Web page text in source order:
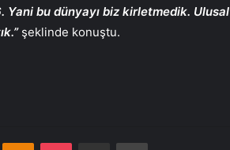
Yani bu dünyayı biz kirletmedik. Ulusal
şeklinde konuştu.
Odnoklassniki
Pocket E-Posta ile paylaş Yazdır